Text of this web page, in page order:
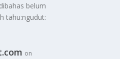
belum
tahu:ngudut:
on